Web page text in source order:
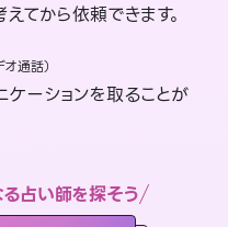
てから依頼できます。
通話）
ケーションを取ることが
占い師を探そう